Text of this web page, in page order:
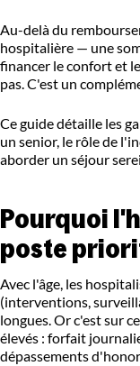
Au-delà du
hospitalière — une
financer le confort et
pas. C'est un
Ce guide détaille les
un senior, le rôle de
aborder un séjour
Pourquoi
poste
Avec l'âge, les
(interventions,
longues. Or c'est sur
élevés : forfait
dépassements